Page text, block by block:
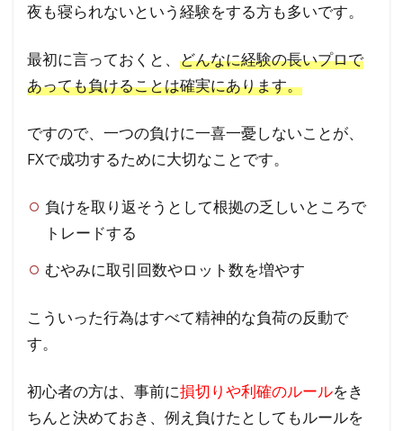
夜も寝られないという経験をする方も多いです。
最初に言っておくと、 どんなに経験の長いプロで
あっても負けることは確実にあります。
ですので、一つの負けに一喜一憂しないことが、
FXで成功するために大切なことです。
負けを取り返そうとして根拠の乏しいところで
トレードする
むやみに取引回数やロット数を増やす
こういった行為はすべて精神的な負荷の反動で
す。
初心者の方は、事前に損切りや利確のルールをき
ちんと決めておき、例え負けたとしてもルールを